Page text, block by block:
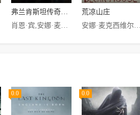
弗兰肯斯坦传奇第一季
肖恩·宾,安娜·麦克西维尔·马丁
荒凉山庄
0.0 0.0